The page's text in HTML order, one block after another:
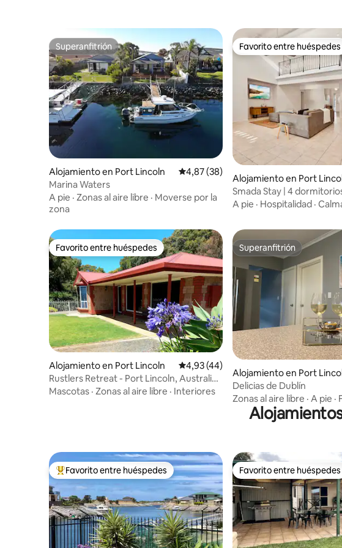
Superanfitrión
Superanfitrión
Alojamiento en Port Lincoln Calificación promedio: 4,87 de 5. 38
4,87 (38)
Marina Waters
A pie · Zonas al aire libre · Moverse por la
zona
Favorito entre huéspedes
Favorito entre huéspedes
Alojamiento en Port
Smada Stay | 4
agua, perfecta para el
A pie · Hospitalidad ·
Favorito entre huéspedes
Favorito entre huéspedes
Alojamiento en Port Lincoln Calificación promedio: 4,93 de 5. 44
4,93 (44)
Rustlers Retreat - Port Lincoln, Australia
Meridional
Mascotas · Zonas al aire libre · Interiores
Superanfitrión
Superanfitrión
Alojamiento en Port
Delicias de Dublín
Zonas al aire libre · A pie ·
Favorito entre los huéspedes más destacados
Favorito entre huéspedes Favorito entre huéspedes
Favorito entre huéspedes